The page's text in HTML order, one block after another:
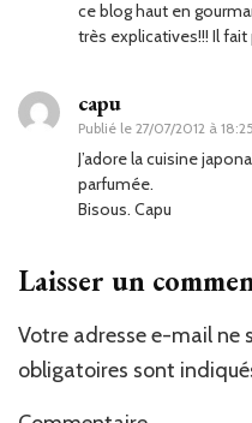
ce blog haut en
très explicatives!!! Il
capu
Publié le 27/07/2012 à 18:25
J’adore la cuisine
parfumée.
Bisous. Capu
Laisser un
Votre adresse e-mail ne
obligatoires sont